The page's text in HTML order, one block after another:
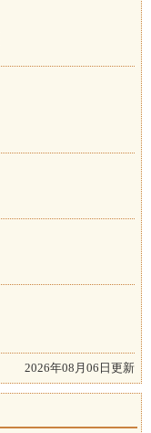
2026年08月06日更新